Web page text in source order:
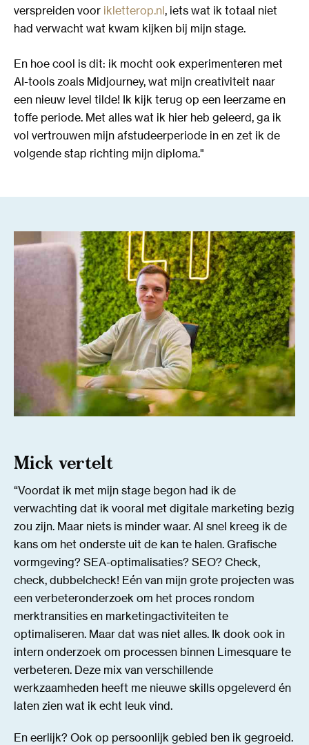
verspreiden voor ikletterop.nl, iets wat ik totaal niet
had verwacht wat kwam kijken bij mijn stage.
En hoe cool is dit: ik mocht ook experimenteren met
AI-tools zoals Midjourney, wat mijn creativiteit naar
een nieuw level tilde! Ik kijk terug op een leerzame en
toffe periode. Met alles wat ik hier heb geleerd, ga ik
vol vertrouwen mijn afstudeerperiode in en zet ik de
volgende stap richting mijn diploma."
Mick vertelt
“Voordat ik met mijn stage begon had ik de
verwachting dat ik vooral met digitale marketing bezig
zou zijn. Maar niets is minder waar. Al snel kreeg ik de
kans om het onderste uit de kan te halen. Grafische
vormgeving? SEA-optimalisaties? SEO? Check,
check, dubbelcheck! Eén van mijn grote projecten was
een verbeteronderzoek om het proces rondom
merktransities en marketingactiviteiten te
optimaliseren. Maar dat was niet alles. Ik dook ook in
intern onderzoek om processen binnen Limesquare te
verbeteren. Deze mix van verschillende
werkzaamheden heeft me nieuwe skills opgeleverd én
laten zien wat ik echt leuk vind.
En eerlijk? Ook op persoonlijk gebied ben ik gegroeid.